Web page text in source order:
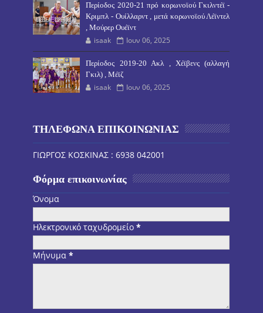
Περίοδος 2020-21 πρό κορωνοϊού Γκιλντέϊ -
Κριμπλ - Ουίλλαρντ , μετά κορωνοϊού Λέϊντελ
, Μούρερ Ουέϊντ
isaak Ιουν 06, 2025
Περίοδος 2019-20 Ακλ , Χέϊβενς (αλλαγή
Γκιλ) , Μέϊζ
isaak Ιουν 06, 2025
ΤΗΛΕΦΩΝΑ ΕΠΙΚΟΙΝΩΝΙΑΣ
ΓΙΩΡΓΟΣ ΚΟΣΚΙΝΑΣ : 6938 042001
Φόρμα επικοινωνίας
Όνομα
Ηλεκτρονικό ταχυδρομείο*
Μήνυμα*